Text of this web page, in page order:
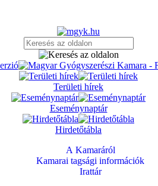
Területi hírek
Eseménynaptár
Hirdetőtábla
A Kamaráról
Kamarai tagsági információk
Irattár